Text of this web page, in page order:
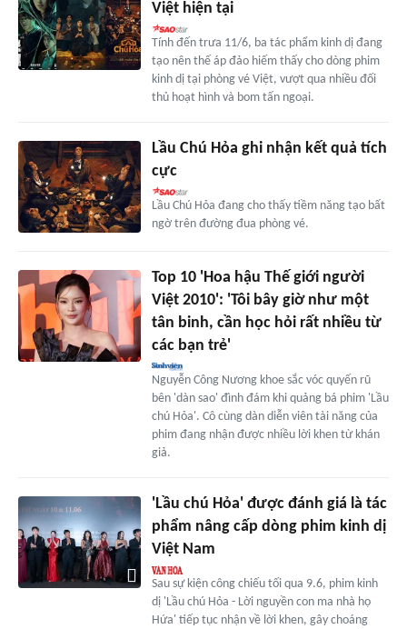
Việt hiện tại
Tính đến trưa 11/6, ba tác phẩm kinh dị đang
tạo nên thế áp đảo hiếm thấy cho dòng phim
kinh dị tại phòng vé Việt, vượt qua nhiều đối
thủ hoạt hình và bom tấn ngoại.
Lầu Chú Hỏa ghi nhận kết quả tích
cực
Lầu Chú Hỏa đang cho thấy tiềm năng tạo bất
ngờ trên đường đua phòng vé.
Top 10 'Hoa hậu Thế giới người
Việt 2010': 'Tôi bây giờ như một
tân binh, cần học hỏi rất nhiều từ
các bạn trẻ'
Nguyễn Công Nương khoe sắc vóc quyến rũ
bên 'dàn sao' đình đám khi quảng bá phim 'Lầu
chú Hỏa'. Cô cùng dàn diễn viên tài năng của
phim đang nhận được nhiều lời khen từ khán
giả.
'Lầu chú Hỏa' được đánh giá là tác
phẩm nâng cấp dòng phim kinh dị
Việt Nam
Sau sự kiện công chiếu tối qua 9.6, phim kinh
dị 'Lầu chú Hỏa - Lời nguyền con ma nhà họ
Hứa' tiếp tục nhận về lời khen, gây choáng